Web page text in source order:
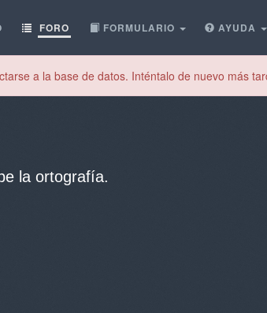
FORO FORMULARIO AYUDA
a la base de datos. Inténtalo de nuevo más
la ortografía.